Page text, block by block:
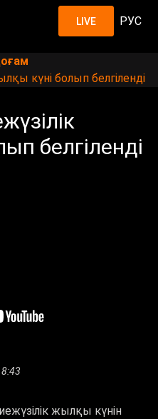
LIVE РУС
күні болып белгіленді
белгіленді
жылқы күнін